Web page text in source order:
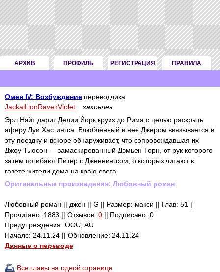
АРХИВ ПРОФИЛЬ РЕГИСТРАЦИЯ ПРАВИЛА
Омен IV: Возбуждение переводчика
JackalLionRavenViolet
закончен
Эрл Найт дарит Делии Йорк круиз до Рима с целью раскрыть
аферу Луи Хастингса. Влюблённый в неё Джером ввязывается в
эту поездку и вскоре обнаруживает, что сопровождавшая их
Джоу Тьюсон — замаскированный Дэмьен Торн, от рук которого
затем погибают Питер с Дженнингсом, о которых читают в
газете жители дома на краю света.
Оригинальные произведения: Любовный роман
Любовный роман || джен || G || Размер: макси || Глав: 51 ||
Прочитано: 1883 || Отзывов: 0 || Подписано: 0
Предупреждения: ООС, AU
Начало: 24.11.24 || Обновление: 24.11.24
Данные о переводе
Все главы на одной странице